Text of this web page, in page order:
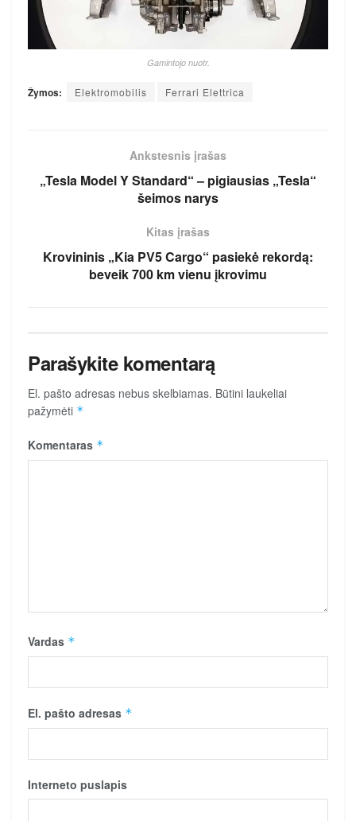
Gamintojo nuotr.
Žymos: Elektromobilis Ferrari Elettrica
Ankstesnis įrašas
„Tesla Model Y Standard“ – pigiausias „Tesla“
šeimos narys
Kitas įrašas
Krovininis „Kia PV5 Cargo“ pasiekė rekordą:
beveik 700 km vienu įkrovimu
Parašykite komentarą
El. pašto adresas nebus skelbiamas. Būtini laukeliai
pažymėti *
Komentaras *
Vardas *
El. pašto adresas *
Interneto puslapis